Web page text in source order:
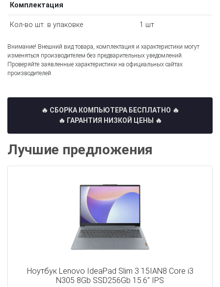
Комплектация
Кол-во шт. в упаковке 1 шт
Внимание! Внешний вид товара, комплектация и характеристики могут
изменяться производителем без предварительных уведомлений.
Проверяйте заявленные характеристики на официальных сайтах
производителей.
🔥 СБОРКА КОМПЬЮТЕРА БЕСПЛАТНО 🔥
🔥 ГАРАНТИЯ НИЗКОЙ ЦЕНЫ 🔥
Лучшие предложения
Ноутбук Lenovo IdeaPad Slim 3 15IAN8 Core i3
N305 8Gb SSD256Gb 15.6" IPS